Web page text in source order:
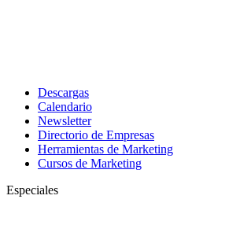
Descargas
Calendario
Newsletter
Directorio de Empresas
Herramientas de Marketing
Cursos de Marketing
Especiales